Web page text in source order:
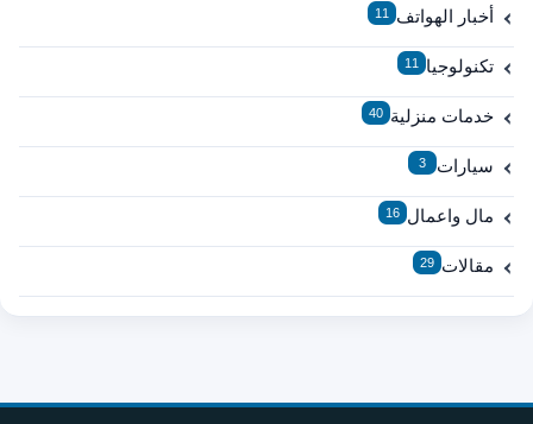
أخبار الهواتف 11
تكنولوجيا 11
خدمات منزلية 40
سيارات 3
مال واعمال 16
مقالات 29